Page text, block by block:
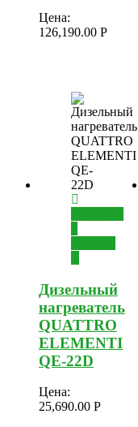
Цена:
126,190.00 Р
Дизельный
нагреватель
QUATTRO
ELEMENTI
QE-22D
Цена:
25,690.00 Р